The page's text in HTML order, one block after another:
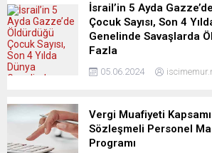
İsrail’in 5 Ayda
Çocuk Sayısı, Son 4
Genelinde Savaşlarda
Fazla
05.06.2024
Vergi Muafiyeti
Sözleşmeli Personel
Programı